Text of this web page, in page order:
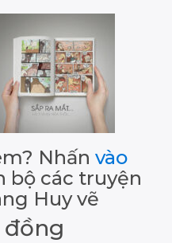
Nhấn vào
bộ các truyện
Huy vẽ
đồng